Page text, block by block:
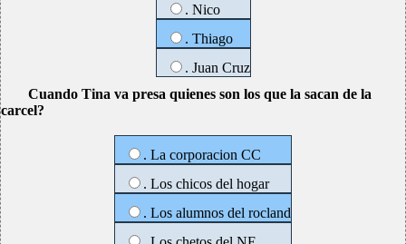
. Nico
. Thiago
. Juan Cruz
Cuando Tina va presa quienes son los que la sacan de la
carcel?
. La corporacion CC
. Los chicos del hogar
. Los alumnos del rocland